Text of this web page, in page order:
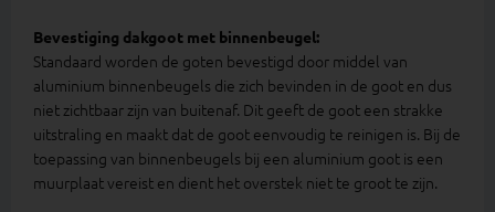
Bevestiging dakgoot met binnenbeugel:
Standaard worden de goten bevestigd door middel van
aluminium binnenbeugels die zich bevinden in de goot en dus
niet zichtbaar zijn van buitenaf. Dit geeft de goot een strakke
uitstraling en maakt dat de goot eenvoudig te reinigen is. Bij de
toepassing van binnenbeugels bij een aluminium goot is een
muurplaat vereist en dient het overstek niet te groot te zijn.